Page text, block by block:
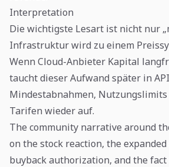
Interpretation
Die wichtigste Lesart ist nicht nur
Infrastruktur wird zu einem
Wenn Cloud-Anbieter Kapital
taucht dieser Aufwand später in
Mindestabnahmen, Nutzungslimits
Tarifen wieder auf.
The community narrative around
on the stock reaction, the
buyback authorization, and the